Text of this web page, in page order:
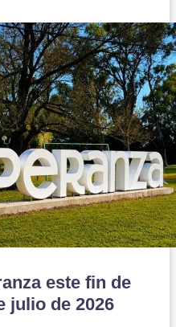
este fin de
julio de 2026